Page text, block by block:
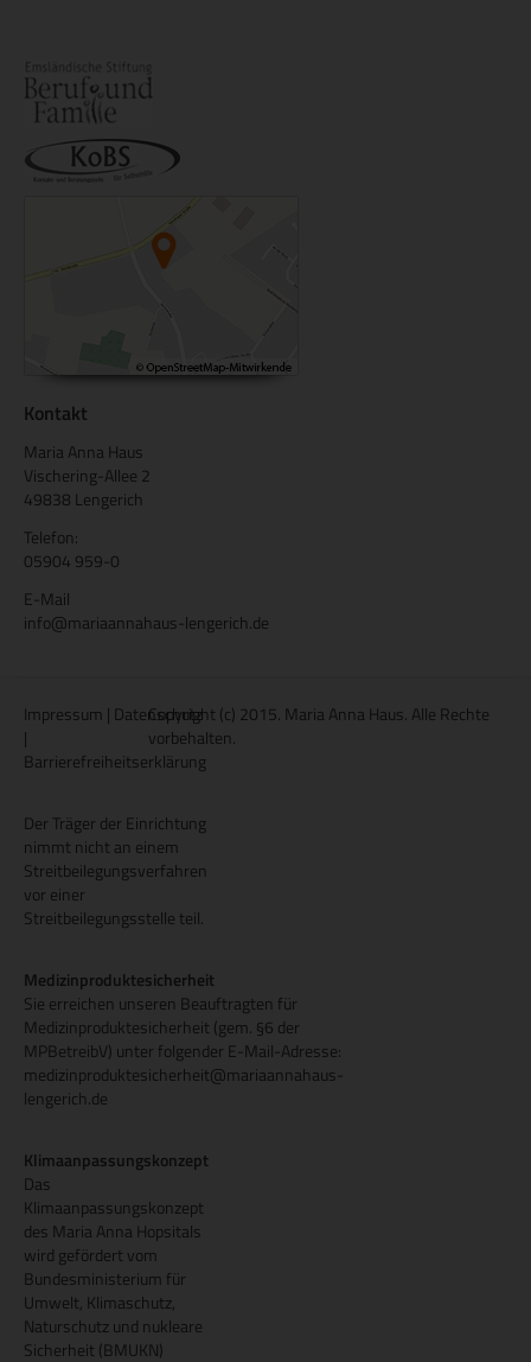
Kontakt
Maria Anna Haus
Vischering-Allee 2
49838 Lengerich
Telefon:
05904 959-0
E-Mail
info@mariaannahaus-lengerich.de
Impressum | Datenschutz
|
Barrierefreiheitserklärung
Der Träger der Einrichtung
nimmt nicht an einem
Streitbeilegungsverfahren
vor einer
Streitbeilegungsstelle teil.
Medizinproduktesicherheit
Sie erreichen unseren Beauftragten für
Medizinproduktesicherheit (gem. §6 der
MPBetreibV) unter folgender E-Mail-Adresse:
medizinproduktesicherheit@mariaannahaus-
lengerich.de
Klimaanpassungskonzept
Das
Klimaanpassungskonzept
des Maria Anna Hopsitals
wird gefördert vom
Bundesministerium für
Umwelt, Klimaschutz,
Naturschutz und nukleare
Sicherheit (BMUKN)
Copyright (c) 2015. Maria Anna Haus. Alle Rechte
vorbehalten.